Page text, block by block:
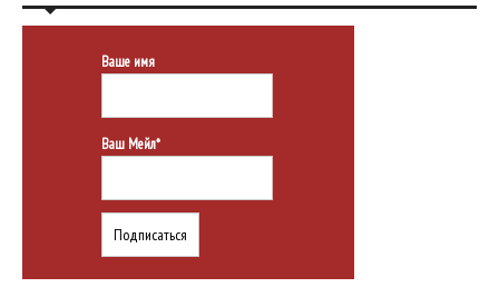
Ваше имя
Ваш Мейл*